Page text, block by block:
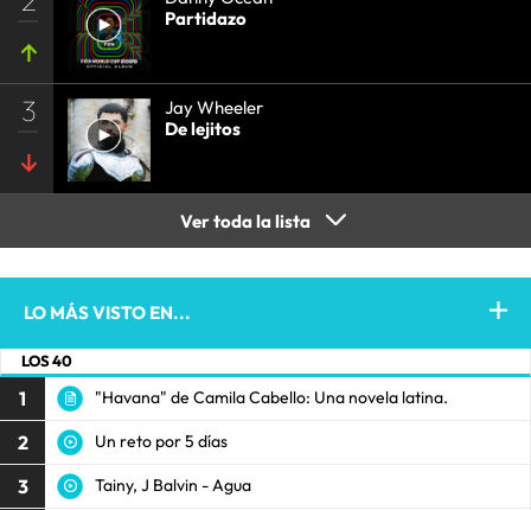
Partidazo
3
Jay Wheeler
De lejitos
Ver toda la lista
LO MÁS VISTO EN...
LOS 40
1 "Havana" de Camila Cabello: Una novela latina.
2 Un reto por 5 días
3 Tainy, J Balvin - Agua